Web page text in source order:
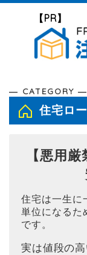
【PR】
― CATEGORY ―
住宅ロ
【悪用
住宅は一生に
単位になるた
です。
実は値段の高